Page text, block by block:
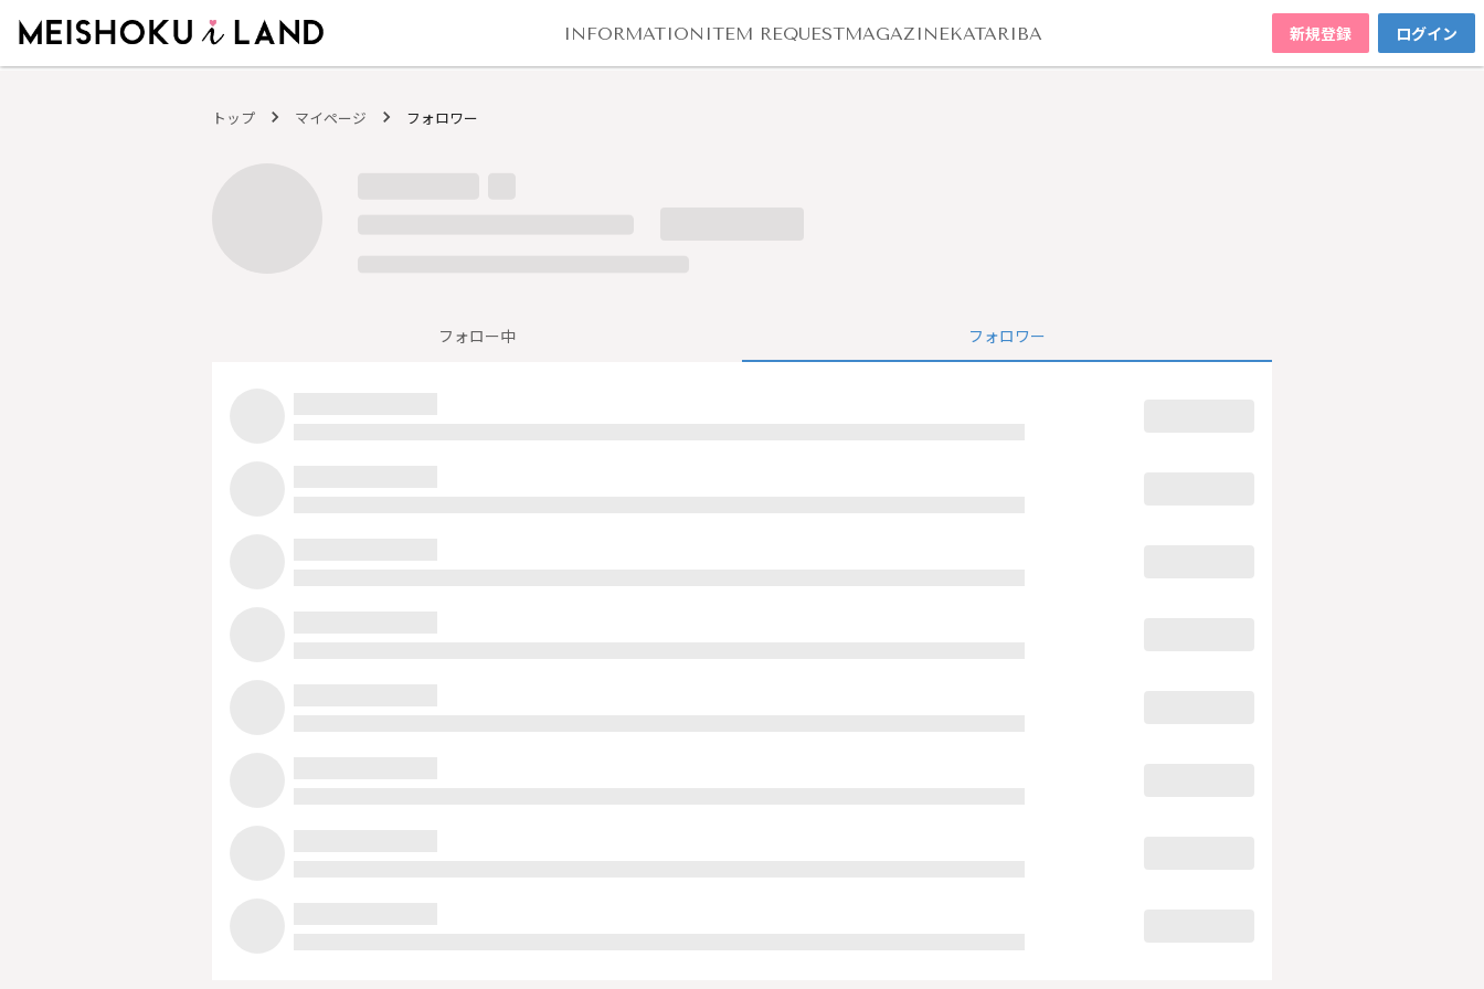
INFORMATION ITEM REQUESTMAGAZINEKATARIBA 新規登録 ログイン
トップ マイページ フォロワー
フォロー中 フォロワー